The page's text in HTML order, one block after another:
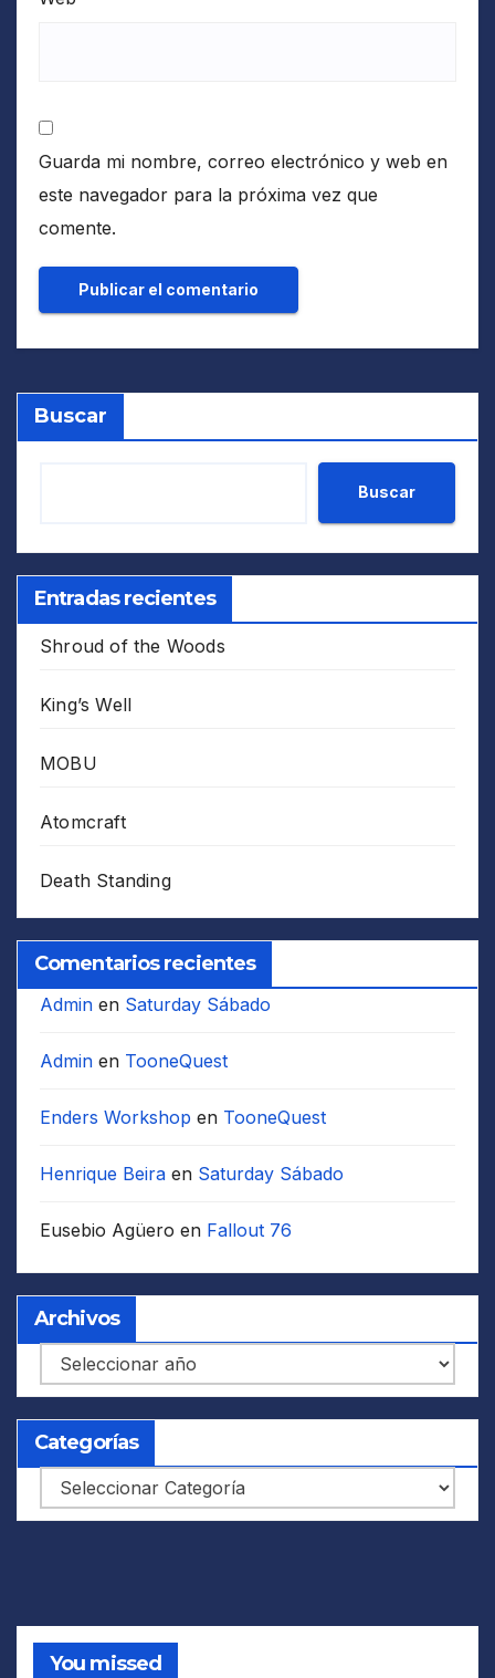
Guarda mi nombre, correo electrónico y web en
este navegador para la próxima vez que
comente.
Buscar
Buscar
Entradas recientes
Shroud of the Woods
King’s Well
MOBU
Atomcraft
Death Standing
Comentarios recientes
Admin en Saturday Sábado
Admin en TooneQuest
Enders Workshop en TooneQuest
Henrique Beira en Saturday Sábado
Eusebio Agüero en Fallout 76
Archivos
Archivos
Categorías
Categorías
You missed